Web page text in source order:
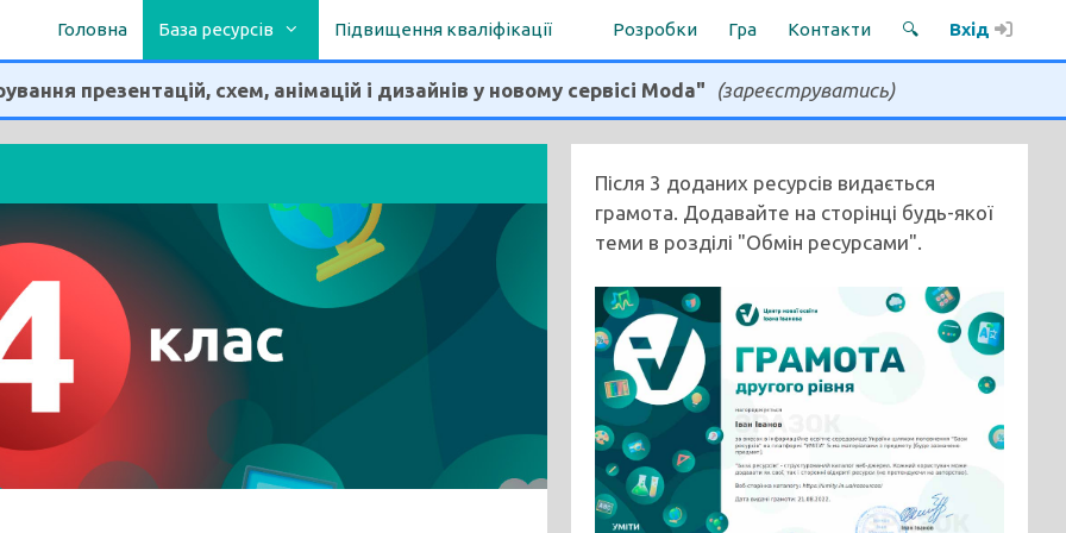
Головна База ресурсів Підвищення кваліфікації Розробки Гра Контакти 🔍 Вхід
презентацій, схем, анімацій і дизайнів у новому сервісі Moda" (зареєструватись)
Після 3 доданих ресурсів видається
грамота. Додавайте на сторінці будь-якої
теми в розділі "Обмін ресурсами".